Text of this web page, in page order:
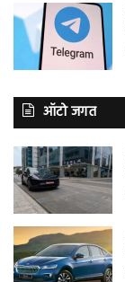
ऑटो जगत